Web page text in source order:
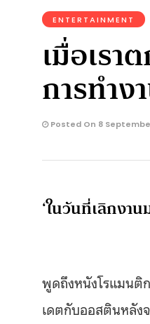
ENTERTAINMENT
เมื่อเร
การทำง
Posted On 8
‘ในวันที่เลิกงา
พูดถึงหนังโรแมนติ
เดตกับออสตินหลัง